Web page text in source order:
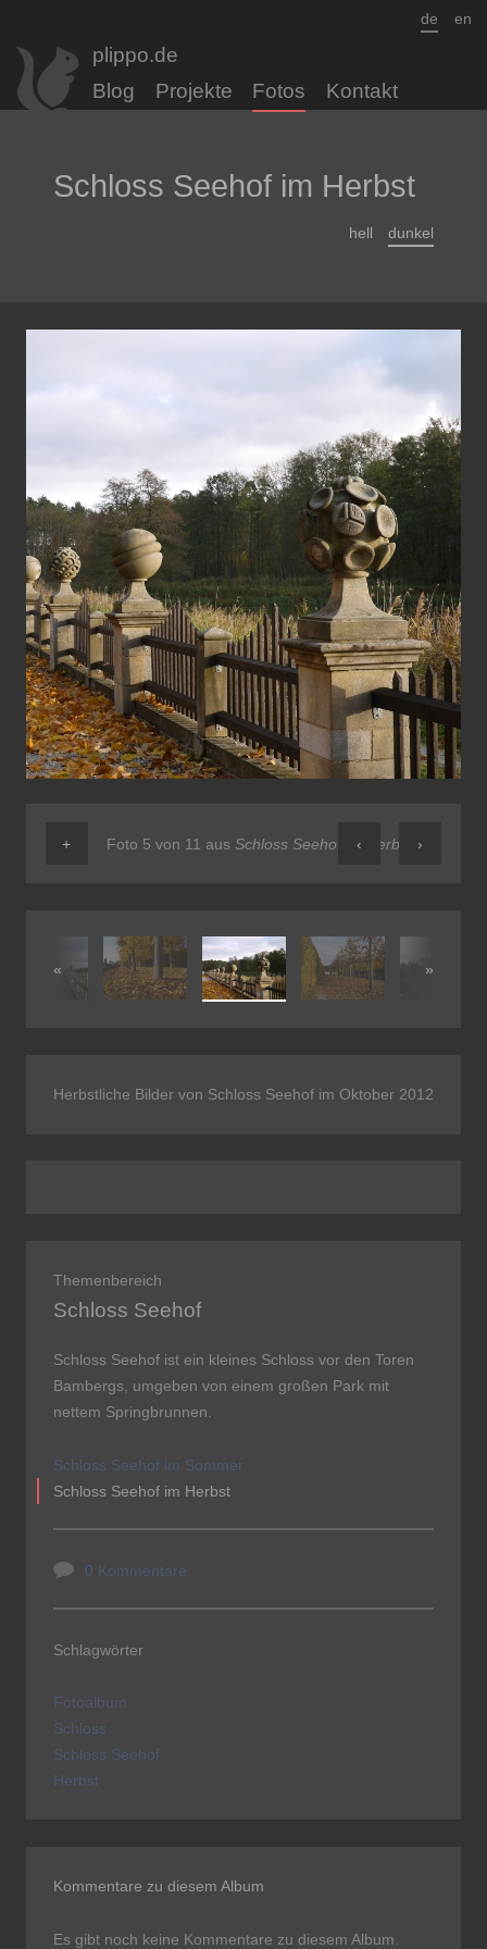
plippo.de
Blog
Projekte Fotos Kontakt
de en
Schloss Seehof im Herbst
hell dunkel
Foto 5 von 11 aus Schloss Seehof im Herbst
+ ‹ ›
« »
Herbstliche Bilder von Schloss Seehof im Oktober 2012
Themenbereich
Schloss Seehof
Schloss Seehof ist ein kleines Schloss vor den Toren
Bam­bergs, um­ge­ben von einem großen Park mit
nettem Spring­brun­nen.
Schloss Seehof im Sommer
Schloss Seehof im Herbst
0 Kommentare
Schlagwörter
Fotoalbum
Schloss
Schloss Seehof
Herbst
Kommentare zu diesem Album
Es gibt noch keine Kommentare zu diesem Album.